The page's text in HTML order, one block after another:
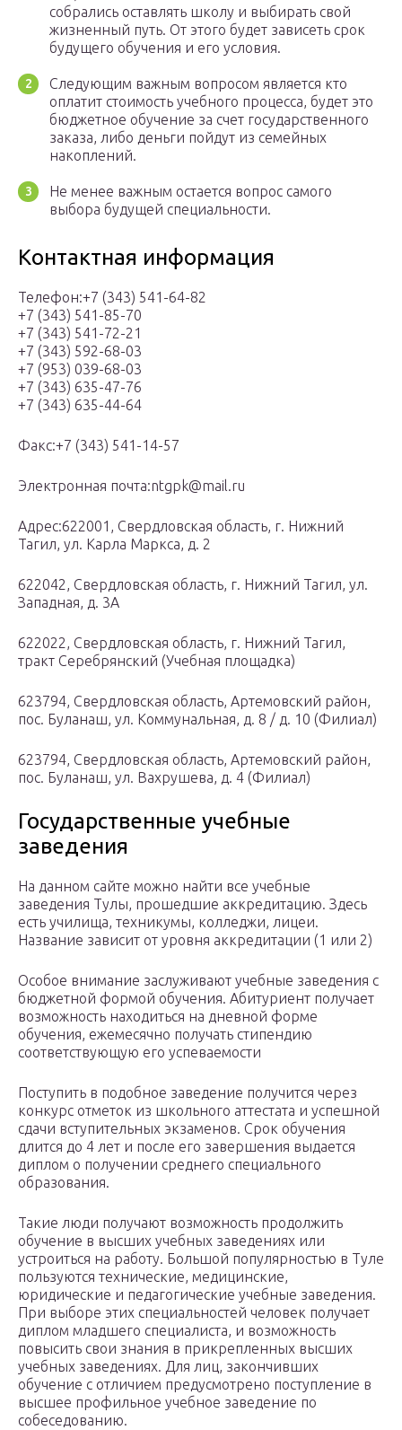
собрались оставлять школу и выбирать свой
жизненный путь. От этого будет зависеть срок
будущего обучения и его условия.
Следующим важным вопросом является кто
оплатит стоимость учебного процесса, будет это
бюджетное обучение за счет государственного
заказа, либо деньги пойдут из семейных
накоплений.
Не менее важным остается вопрос самого
выбора будущей специальности.
Контактная информация
Телефон:+7 (343) 541-64-82
+7 (343) 541-85-70
+7 (343) 541-72-21
+7 (343) 592-68-03
+7 (953) 039-68-03
+7 (343) 635-47-76
+7 (343) 635-44-64
Факс:+7 (343) 541-14-57
Электронная почта:ntgpk@mail.ru
Адрес:622001, Свердловская область, г. Нижний
Тагил, ул. Карла Маркса, д. 2
622042, Свердловская область, г. Нижний Тагил, ул.
Западная, д. 3А
622022, Свердловская область, г. Нижний Тагил,
тракт Серебрянский (Учебная площадка)
623794, Свердловская область, Артемовский район,
пос. Буланаш, ул. Коммунальная, д. 8 / д. 10 (Филиал)
623794, Свердловская область, Артемовский район,
пос. Буланаш, ул. Вахрушева, д. 4 (Филиал)
Государственные учебные
заведения
На данном сайте можно найти все учебные
заведения Тулы, прошедшие аккредитацию. Здесь
есть училища, техникумы, колледжи, лицеи.
Название зависит от уровня аккредитации (1 или 2)
Особое внимание заслуживают учебные заведения с
бюджетной формой обучения. Абитуриент получает
возможность находиться на дневной форме
обучения, ежемесячно получать стипендию
соответствующую его успеваемости
Поступить в подобное заведение получится через
конкурс отметок из школьного аттестата и успешной
сдачи вступительных экзаменов. Срок обучения
длится до 4 лет и после его завершения выдается
диплом о получении среднего специального
образования.
Такие люди получают возможность продолжить
обучение в высших учебных заведениях или
устроиться на работу. Большой популярностью в Туле
пользуются технические, медицинские,
юридические и педагогические учебные заведения.
При выборе этих специальностей человек получает
диплом младшего специалиста, и возможность
повысить свои знания в прикрепленных высших
учебных заведениях. Для лиц, закончивших
обучение с отличием предусмотрено поступление в
высшее профильное учебное заведение по
собеседованию.